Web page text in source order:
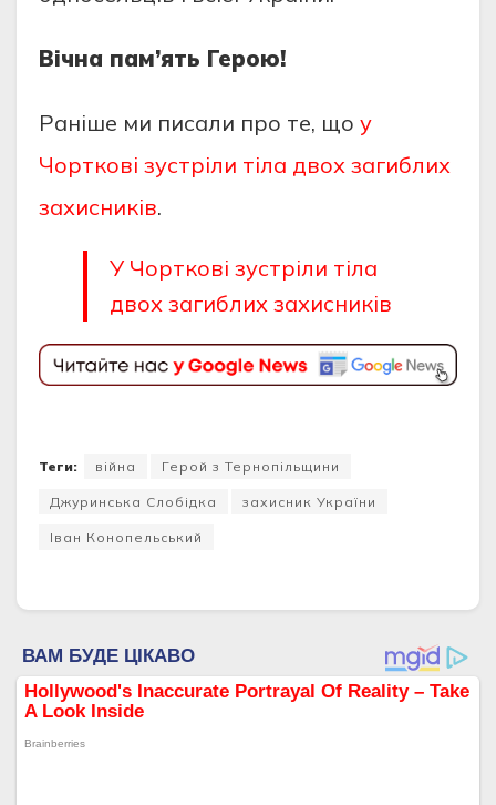
Вічна пам’ять Герою!
Раніше ми писали про те, що у
Чорткові зустріли тіла двох загиблих
захисників.
У Чорткові зустріли тіла
двох загиблих захисників
Теги: війна Герой з Тернопільщини
Джуринська Слобідка захисник України
Іван Конопельський